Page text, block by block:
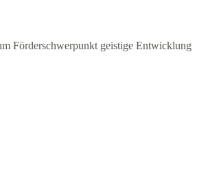
Förderschwerpunkt geistige Entwicklung